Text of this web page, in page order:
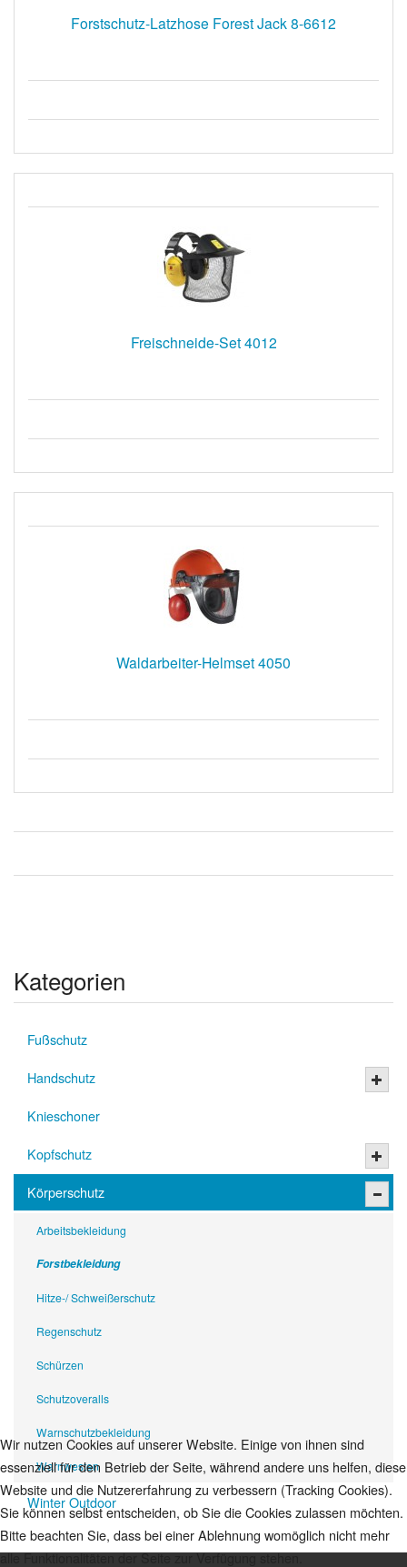
Forstschutz-Latzhose Forest Jack 8-6612
Freischneide-Set 4012
Waldarbeiter-Helmset 4050
Kategorien
Fußschutz
Handschutz
Knieschoner
Kopfschutz
Körperschutz
Arbeitsbekleidung
Forstbekleidung
Hitze-/ Schweißerschutz
Regenschutz
Schürzen
Schutzoveralls
Warnschutzbekleidung
Warnwesten
Winter Outdoor
Wir nutzen Cookies auf unserer Website. Einige von ihnen sind
essenziell für den Betrieb der Seite, während andere uns helfen, diese
Website und die Nutzererfahrung zu verbessern (Tracking Cookies).
Sie können selbst entscheiden, ob Sie die Cookies zulassen möchten.
Bitte beachten Sie, dass bei einer Ablehnung womöglich nicht mehr
alle Funktionalitäten der Seite zur Verfügung stehen.